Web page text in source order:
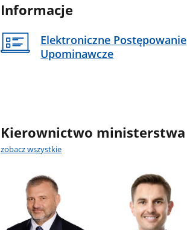
Informacje
Elektroniczne Postępowanie
Upominawcze
Kierownictwo ministerstwa
zobacz wszystkie